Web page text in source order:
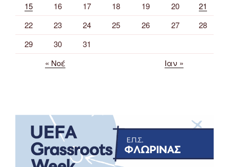
15
16 17 18 19 20
21
22
23 24 25 26 27
28
29
30
31
« Νοέ
Ιαν »